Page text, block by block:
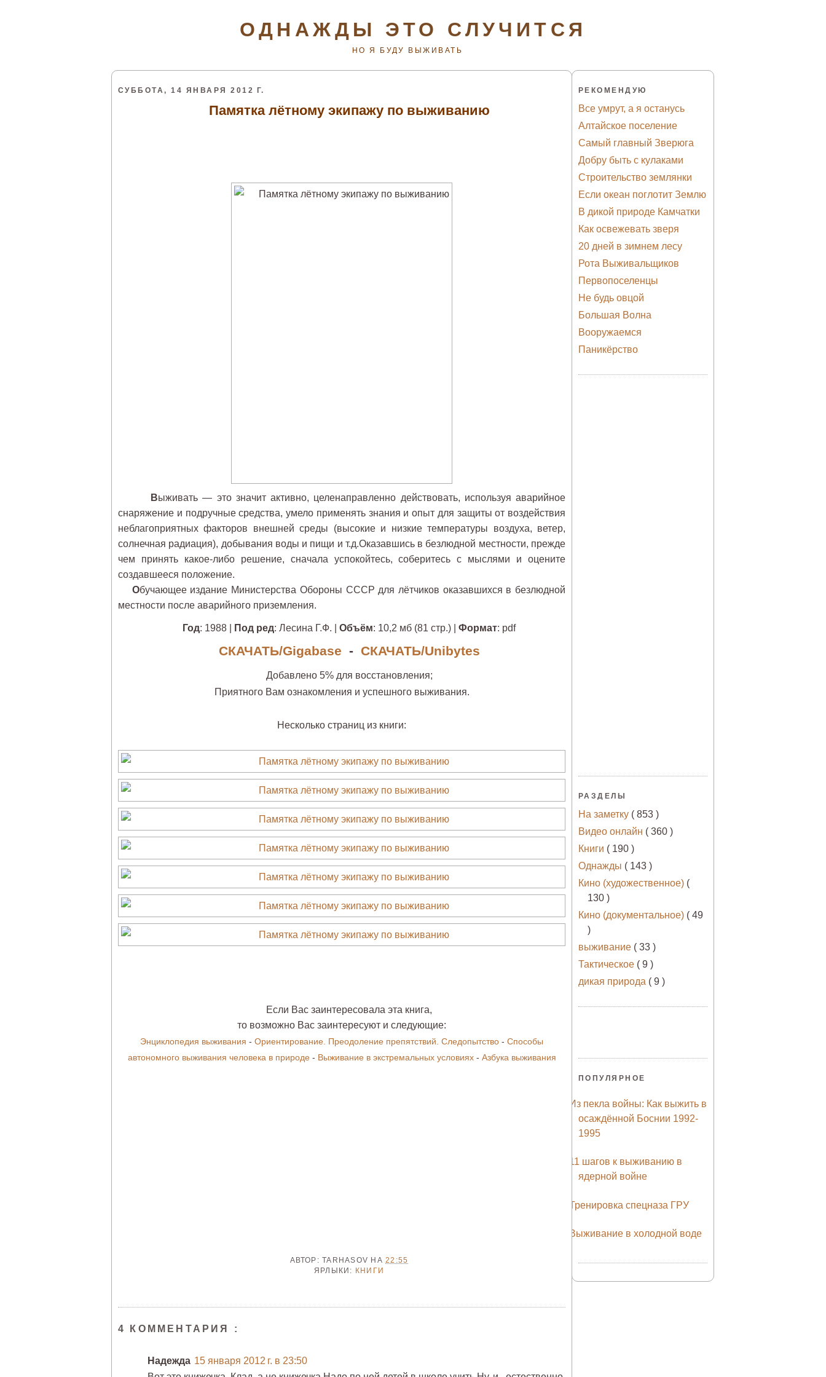
ОДНАЖДЫ ЭТО СЛУЧИТСЯ
НО Я БУДУ ВЫЖИВАТЬ
СУББОТА, 14 ЯНВАРЯ 2012 Г.
Памятка лётному экипажу по выживанию
Выживать — это значит активно, целенаправленно действовать, используя аварийное
снаряжение и подручные средства, умело применять знания и опыт для защиты от воздействия
неблагоприятных факторов внешней среды (высокие и низкие температуры воздуха, ветер,
солнечная радиация), добывания воды и пищи и т.д.Оказавшись в безлюдной местности, прежде
чем принять какое-либо решение, сначала успокойтесь, соберитесь с мыслями и оцените
создавшееся положение.
Обучающее издание Министерства Обороны СССР для лётчиков оказавшихся в безлюдной
местности после аварийного приземления.
Год: 1988 | Под ред: Лесина Г.Ф. | Объём: 10,2 мб (81 стр.) | Формат: pdf
СКАЧАТЬ/Gigabase - СКАЧАТЬ/Unibytes
Добавлено 5% для восстановления;
Приятного Вам ознакомления и успешного выживания.
Несколько страниц из книги:
Если Вас заинтересовала эта книга,
то возможно Вас заинтересуют и следующие:
Энциклопедия выживания - Ориентирование. Преодоление препятствий. Следопытство - Способы
автономного выживания человека в природе- Выживание в экстремальных условиях- Азбука выживания
АВТОР:TARHASOV НА22:55
ЯРЛЫКИ: КНИГИ
4 КОММЕНТАРИЯ :
Надежда 15 января 2012 г. в 23:50
РЕКОМЕНДУЮ
Все умрут, а я останусь
Алтайское поселение
Самый главный Зверюга
Добру быть с кулаками
Строительство землянки
Если океан поглотит Землю
В дикой природе Камчатки
Как освежевать зверя
20 дней в зимнем лесу
Рота Выживальщиков
Первопоселенцы
Не будь овцой
Большая Волна
Вооружаемся
Паникёрство
РАЗДЕЛЫ
На заметку ( 853 )
Видео онлайн ( 360 )
Книги ( 190 )
Однажды ( 143 )
Кино (художественное) (
130 )
Кино (документальное) ( 49
)
выживание ( 33 )
Тактическое ( 9 )
дикая природа ( 9 )
ПОПУЛЯРНОЕ
Из пекла войны: Как выжить в
осаждённой Боснии 1992-
1995
11 шагов к выживанию в
ядерной войне
Тренировка спецназа ГРУ
Выживание в холодной воде